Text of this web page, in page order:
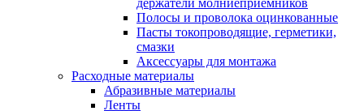
держатели молниеприемников
Полосы и проволока оцинкованные
Пасты токопроводящие, герметики,
смазки
Аксессуары для монтажа
Расходные материалы
Абразивные материалы
Ленты